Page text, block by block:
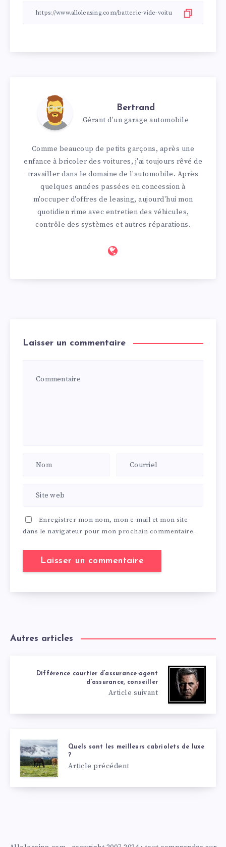
Bertrand
Gérant d'un garage automobile
Comme beaucoup de petits garçons, après une
enfance à bricoler des voitures, j'ai toujours rêvé de
travailler dans le domaine de l'automobile. Après
quelques années passées en concession à
m'occuper d'offres de leasing, aujourd'hui mon
quotidien rime avec entretien des véhicules,
contrôle des systèmes et autres réparations.
Laisser un commentaire
Enregistrer mon nom, mon e-mail et mon site
dans le navigateur pour mon prochain commentaire.
Autres articles
Différence courtier d’assurance-agent
d’assurance, conseiller
Article suivant
Quels sont les meilleurs cabriolets de luxe
?
Article précédent